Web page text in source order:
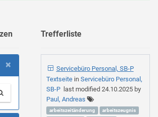
×
Trefferliste
Servicebüro Personal, SB-P
Textseite in Servicebüro Personal,
SB-Plast modified 24.10.2025by
Paul, Andreas
arbeitszeitänderung
arbeitszeugnis